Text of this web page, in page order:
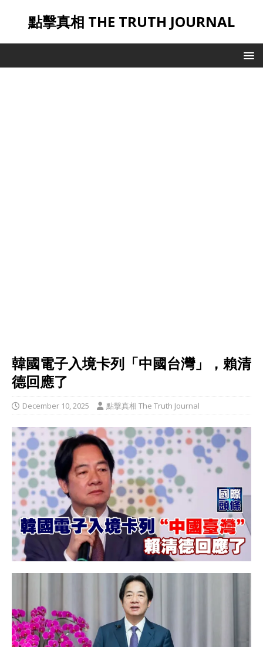
點擊真相 THE TRUTH JOURNAL
韓國電子入境卡列「中國台灣」，賴清
德回應了
December 10, 2025 點擊真相 The Truth Journal